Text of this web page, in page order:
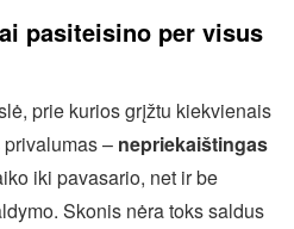
pasiteisino per visus
prie kurios grįžtu kiekvienais
– nepriekaištingas
iki pavasario, net ir be
Skonis nėra toks saldus